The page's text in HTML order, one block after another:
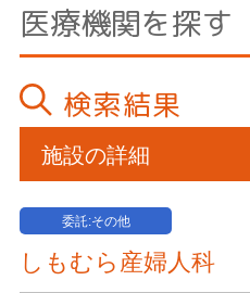
医療機関を探す
検索結果
施設の詳細
委託:その他
しもむら産婦人科